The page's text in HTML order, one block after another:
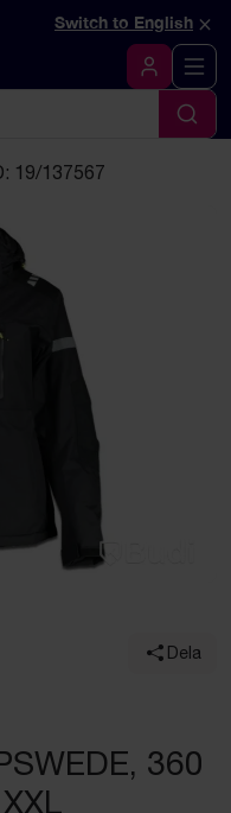
sida
Switch to English ×
Logga in
Sök
19/137567
Dela
360